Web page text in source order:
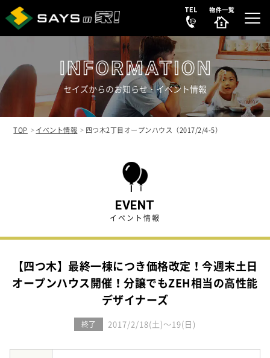
REASON
選ばれる理由
NEW HOUSE
販売中の新築分譲住宅
SECONDHAND
販売中の中古リノベ物件
COMPANY
会社案内
お知らせ
新着情報
スタッフブログ
建築実例
オーナーズボイス
動画ギャラリー
家づくりワークショップ
セイズからのお知らせ・イベント情報
TOP イベント情報 四つ木2丁目オープンハウス（2017/2/4-5）
EVENT
イベント情報
【四つ木】最終一棟につき価格改定！今週末土日
オープンハウス開催！分譲でもZEH相当の高性能
デザイナーズ
終了 2017/2/18(土)～19(日)